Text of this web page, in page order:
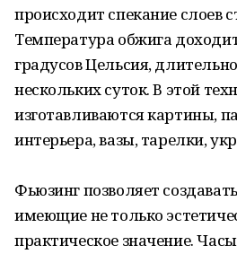
происходит спекание слоев
Температура обжига
градусов Цельсия,
нескольких суток. В этой
изготавливаются картины,
интерьера, вазы, тарелки,
Фьюзинг позволяет
имеющие не только
практическое значение.